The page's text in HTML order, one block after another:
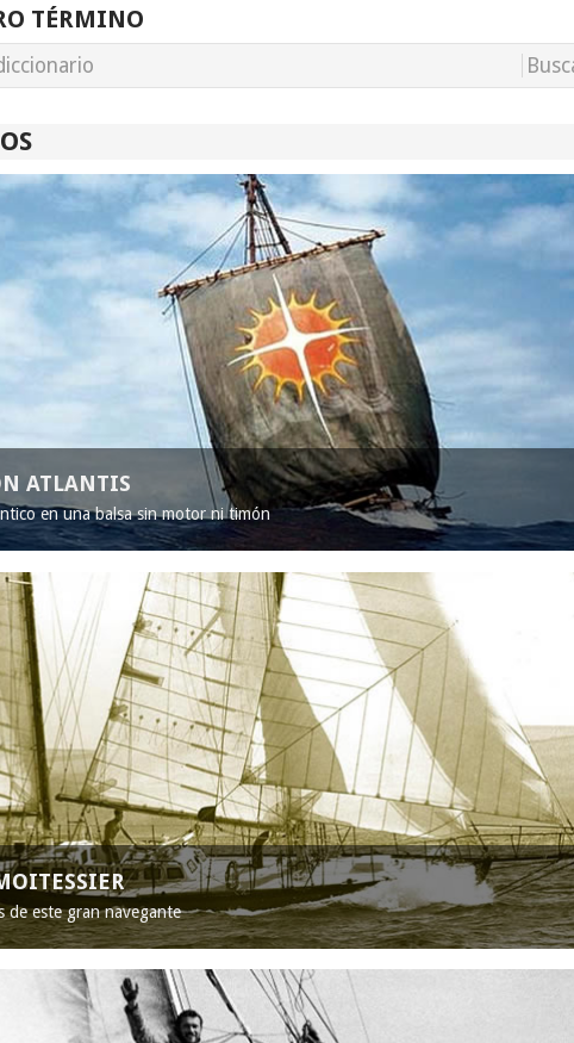
TÉRMINO
ATLANTIS
en una balsa sin motor ni timón
de este gran navegante